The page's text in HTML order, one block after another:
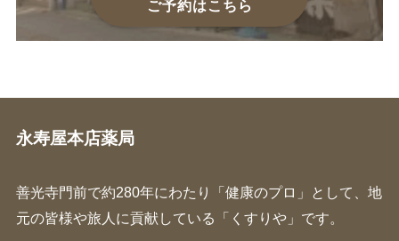
ご予約はこちら
永寿屋本店薬局
善光寺門前で約280年にわたり「健康のプロ」として、地
元の皆様や旅人に貢献している「くすりや」です。